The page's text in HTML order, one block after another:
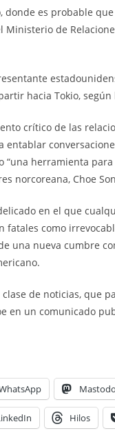
es probable
de
hacia Tokio,
crítico de las
entablar
“una herramienta
norcoreana, Choe
en el que
como
una nueva cumbre
de noticias, que
en un comunicado
Hilos